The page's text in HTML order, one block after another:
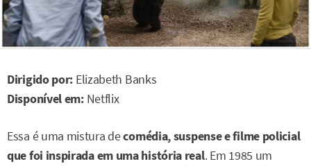
Dirigido por: Elizabeth Banks
Disponível em:Netflix
Essa é uma mistura decomédia, suspense e filme policial
que foi inspirada em uma história real. Em 1985 um